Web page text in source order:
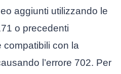
aggiunti utilizzando le
o precedenti
compatibili con la
l’errore 702. Per